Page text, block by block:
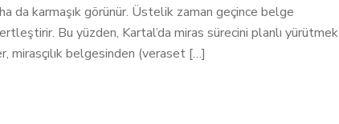
da karmaşık görünür. Üstelik zaman geçince belge
Bu yüzden, Kartal’da miras sürecini planlı yürütmek
mirasçılık belgesinden (veraset […]